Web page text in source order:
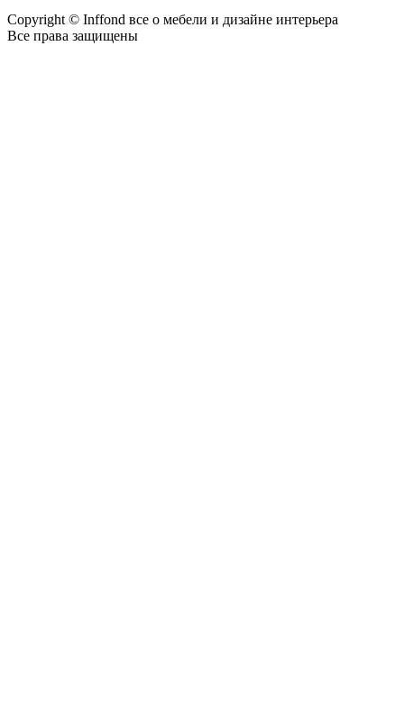
Copyright © Inffond все о мебели и дизайне интерьера
Все права защищены